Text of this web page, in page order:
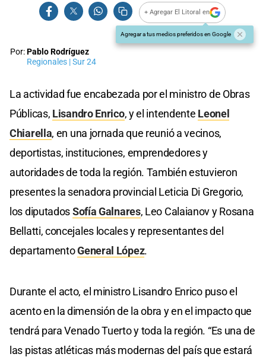
+ Agregar El Litoral en
Agregar a tus medios preferidos en Google
Por:Pablo Rodríguez
Regionales | Sur 24
La actividad fue encabezada por el ministro de Obras
Públicas, Lisandro Enrico, y el intendente Leonel
Chiarella, en una jornada que reunió a vecinos,
deportistas, instituciones, emprendedores y
autoridades de toda la región. También estuvieron
presentes la senadora provincial Leticia Di Gregorio,
los diputadosSofía Galnares, Leo Calaianov y Rosana
Bellatti, concejales locales y representantes del
departamentoGeneral López.
Durante el acto, el ministro Lisandro Enrico puso el
acento en la dimensión de la obra y en el impacto que
tendrá para Venado Tuerto y toda la región. “Es una de
las pistas atléticas más modernas del país que estará